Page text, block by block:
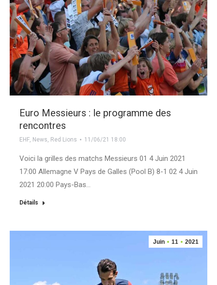
Euro Messieurs : le programme des
rencontres
EHF, News, Red Lions 11/06/21 18:00
Voici la grilles des matchs Messieurs 01 4 Juin 2021
17:00 Allemagne V Pays de Galles (Pool B) 8-1 02 4 Juin
2021 20:00 Pays-Bas…
Détails
Juin 11 2021